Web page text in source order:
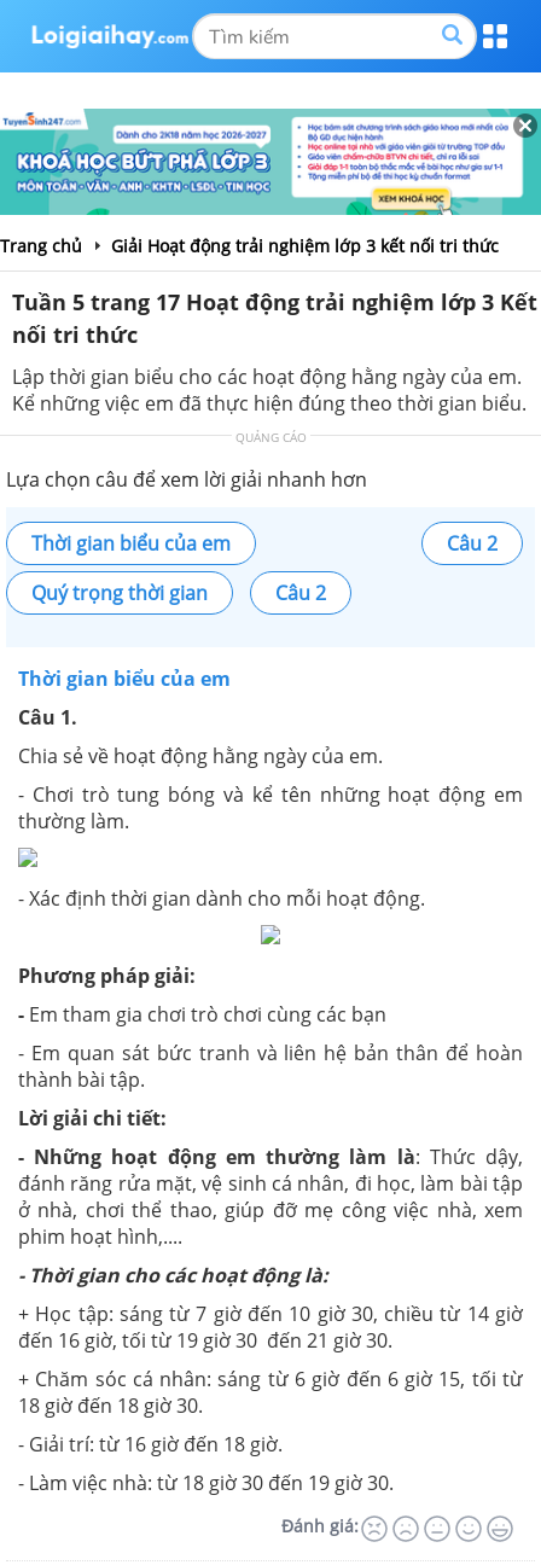
Trang chủ Giải Hoạt động trải nghiệm lớp 3 kết nối tri thức
Tuần 5 trang 17 Hoạt động trải nghiệm lớp 3 Kết
nối tri thức
Lập thời gian biểu cho các hoạt động hằng ngày của em.
Kể những việc em đã thực hiện đúng theo thời gian biểu.
QUẢNG CÁO
Lựa chọn câu để xem lời giải nhanh hơn
Thời gian biểu của em
Câu 2
Quý trọng thời gian
Câu 2
Thời gian biểu của em
Câu 1.
Chia sẻ về hoạt động hằng ngày của em.
- Chơi trò tung bóng và kể tên những hoạt động em
thường làm.
- Xác định thời gian dành cho mỗi hoạt động.
Phương pháp giải:
- Em tham gia chơi trò chơi cùng các bạn
- Em quan sát bức tranh và liên hệ bản thân để hoàn
thành bài tập.
Lời giải chi tiết:
- Những hoạt động em thường làm là: Thức dậy,
đánh răng rửa mặt, vệ sinh cá nhân, đi học, làm bài tập
ở nhà, chơi thể thao, giúp đỡ mẹ công việc nhà, xem
phim hoạt hình,....
- Thời gian cho các hoạt động là:
+ Học tập: sáng từ 7 giờ đến 10 giờ 30, chiều từ 14 giờ
đến 16 giờ, tối từ 19 giờ 30 đến 21 giờ 30.
+ Chăm sóc cá nhân: sáng từ 6 giờ đến 6 giờ 15, tối từ
18 giờ đến 18 giờ 30.
- Giải trí: từ 16 giờ đến 18 giờ.
- Làm việc nhà: từ 18 giờ 30 đến 19 giờ 30.
Đánh giá: